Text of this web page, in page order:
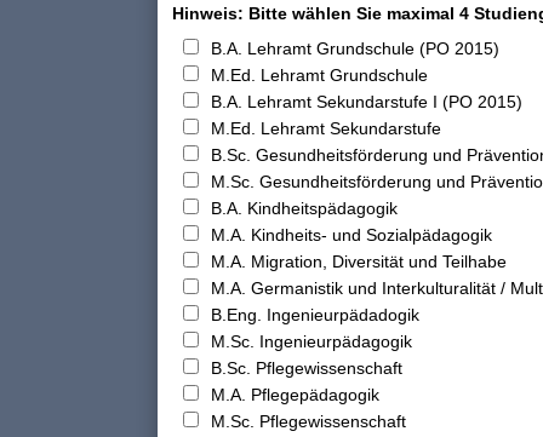
Hinweis: Bitte wählen Sie maximal 4
B.A. Lehramt Grundschule (PO 2015)
M.Ed. Lehramt Grundschule
B.A. Lehramt Sekundarstufe I (PO 2015)
M.Ed. Lehramt Sekundarstufe
B.Sc. Gesundheitsförderung und
M.Sc. Gesundheitsförderung und
B.A. Kindheitspädagogik
M.A. Kindheits- und Sozialpädagogik
M.A. Migration, Diversität und Teilhabe
M.A. Germanistik und Interkulturalität /
B.Eng. Ingenieurpädadogik
M.Sc. Ingenieurpädagogik
B.Sc. Pflegewissenschaft
M.A. Pflegepädagogik
M.Sc. Pflegewissenschaft